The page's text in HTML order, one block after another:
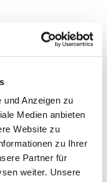
und Anzeigen zu
Medien anbieten
Website zu
zu Ihrer
Partner für
weiter. Unsere